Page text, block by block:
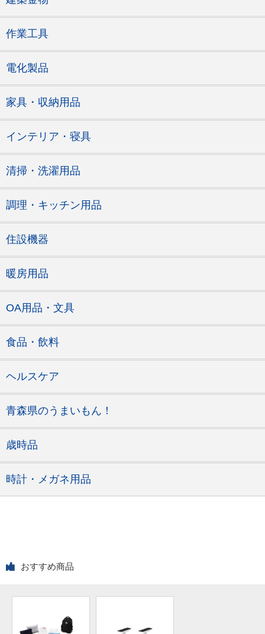
作業工具
電化製品
家具・収納用品
インテリア・寝具
清掃・洗濯用品
調理・キッチン用品
住設機器
暖房用品
OA用品・文具
食品・飲料
ヘルスケア
青森県のうまいもん！
歳時品
時計・メガネ用品
おすすめ商品